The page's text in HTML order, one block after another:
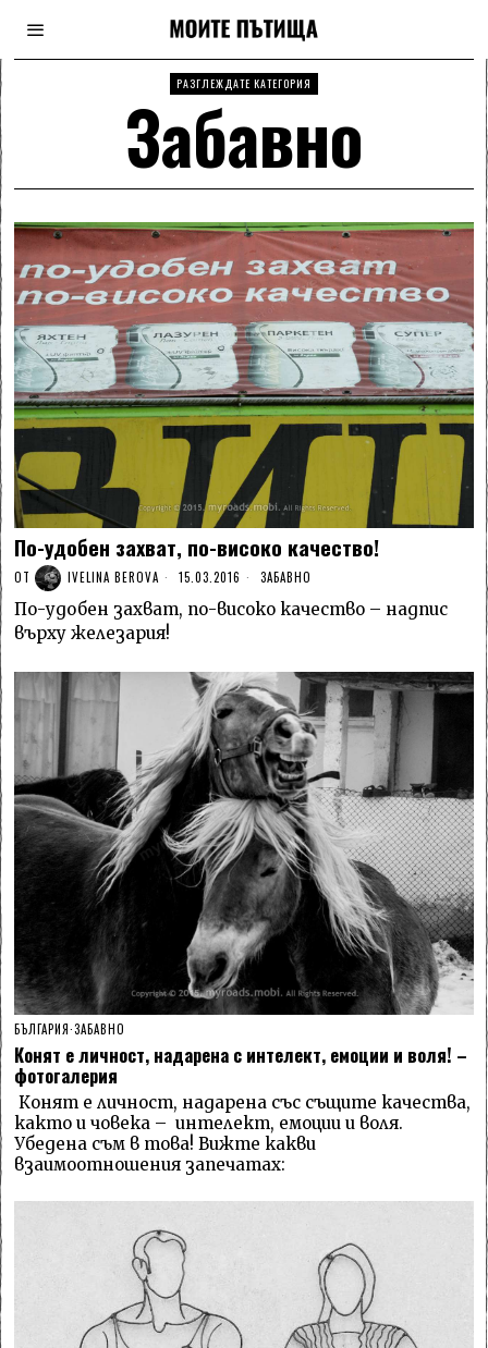
РАЗГЛЕЖДАТЕ КАТЕГОРИЯ
Забавно
По-удобен захват, по-високо качество!
ОТ IVELINA BEROVA 15.03.2016 ЗАБАВНО
По-удобен захват, по-високо качество – надпис
върху железария!
БЪЛГАРИЯ·ЗАБАВНО
Конят е личност, надарена с интелект, емоции и воля! –
фотогалерия
Конят е личност, надарена със същите качества,
както и човека – интелект, емоции и воля.
Убедена съм в това! Вижте какви
взаимоотношения запечатах: